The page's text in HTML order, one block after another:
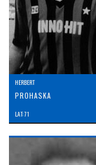
HERBERT
PROHASKA
LAT: 71